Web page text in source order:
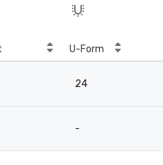
U-Form
24
-